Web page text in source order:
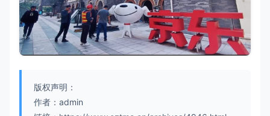
版权声明：
作者：admin